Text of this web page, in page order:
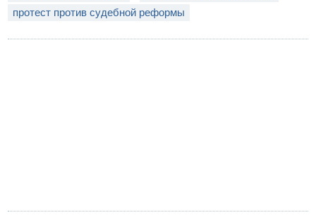
протест против судебной реформы